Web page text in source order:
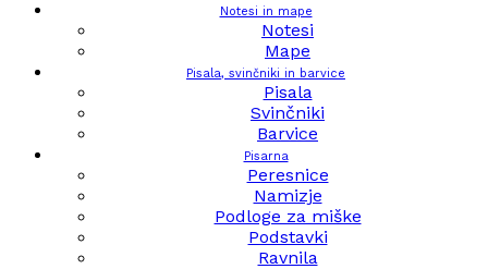
Notesi in mape
Notesi
Mape
Pisala, svinčniki in barvice
Pisala
Svinčniki
Barvice
Pisarna
Peresnice
Namizje
Podloge za miške
Podstavki
Ravnila